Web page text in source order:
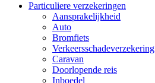
Particuliere verzekeringen
Aansprakelijkheid
Auto
Bromfiets
Verkeersschadeverzekering
Caravan
Doorlopende reis
Inboedel